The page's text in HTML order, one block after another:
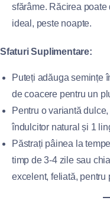
sfărâme. Răcirea poate
ideal, peste noapte.
Sfaturi Suplimentare:
Puteți adăuga semințe
de coacere pentru un
Pentru o variantă
îndulcitor natural și 1
Păstrați pâinea la
timp de 3-4 zile sau
excelent, feliată, pentru